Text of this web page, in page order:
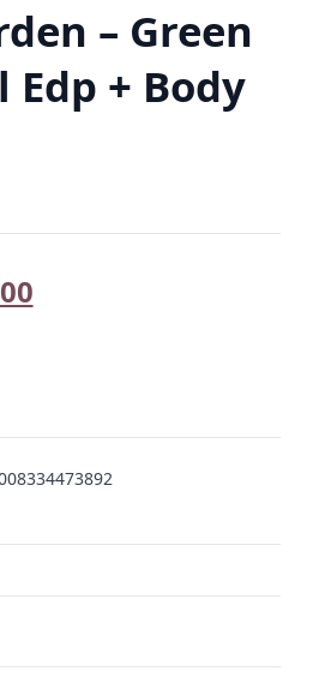
– Green
Edp + Body
Den
kr. 189,00.